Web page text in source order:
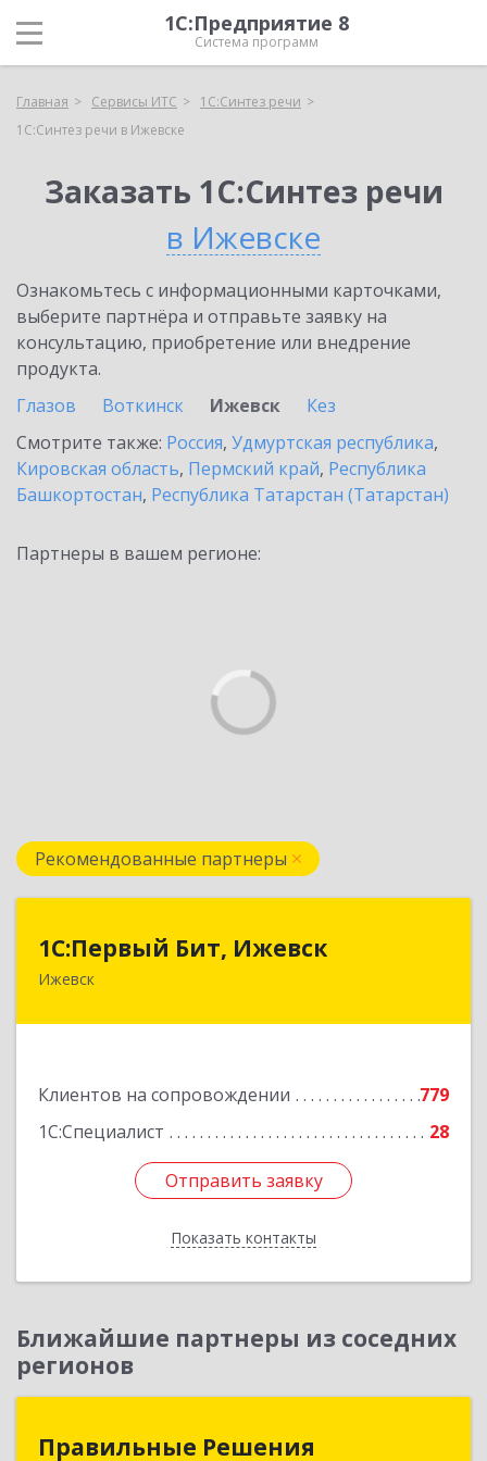
1С:Предприятие 8
Система программ
Главная Сервисы ИТС
1С:Синтез речи
1С:Синтез речи в Ижевске
Заказать 1С:Синтез речи
в Ижевске
Ознакомьтесь с информационными карточками,
выберите партнёра и отправьте заявку на
консультацию, приобретение или внедрение
продукта.
Глазов
Воткинск Ижевск
Кез
Смотрите также: Россия, Удмуртская республика,
Кировская область, Пермский край, Республика
Башкортостан, Республика Татарстан (Татарстан)
Партнеры в вашем регионе:
Рекомендованные партнеры
1С:Первый Бит, Ижевск
Ижевск
Клиентов на сопровождении
779
1С:Специалист
28
Отправить заявку
Показать контакты
1С:Первый Бит, Ижевск
Отправить заявку
Назад
Ближайшие партнеры из соседних
регионов
Правильные Решения